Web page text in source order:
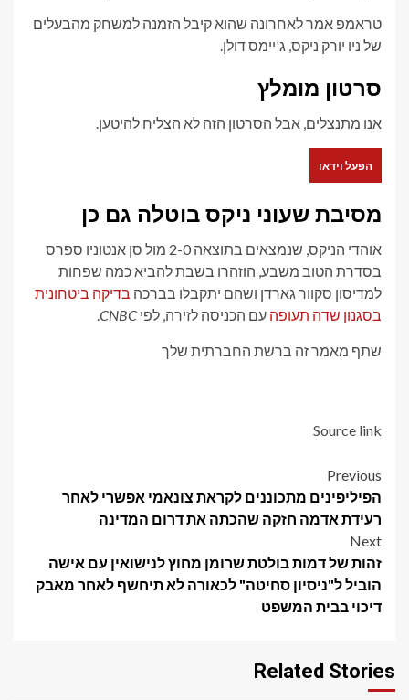
טראמפ אמר לאחרונה שהוא קיבל הזמנה למשחק מהבעלים
של ניו יורק ניקס, ג'יימס דולן.
סרטון מומלץ
אנו מתנצלים, אבל הסרטון הזה לא הצליח להיטען.
הפעל וידאו
מסיבת שעוני ניקס בוטלה גם כן
אוהדי הניקס, שנמצאים בתוצאה 2-0 מול סן אנטוניו ספרס
בסדרת הטוב משבע, הוזהרו בשבת להביא כמה שפחות
למדיסון סקוור גארדן ושהם יתקבלו בברכה בדיקה ביטחונית
בסגנון שדה תעופה עם הכניסה לזירה, לפי CNBC
.
שתף מאמר זה ברשת החברתית שלך
Source link
Post
navigation
Previous
הפיליפינים מתכוננים לקראת צונאמי אפשרי לאחר
רעידת אדמה חזקה שהכתה את דרום המדינה
Next
זהות של דמות בולטת שרומן מחוץ לנישואין עם אישה
הוביל ל"ניסיון סחיטה" לכאורה לא תיחשף לאחר מאבק
דיכוי בבית המשפט
Related Stories